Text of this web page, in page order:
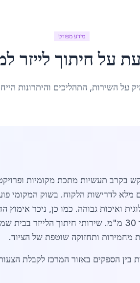
מידע מפורט
על חיתוך לייזר
על השירות, התהליכים והיתרונות
מלא לדרישות הלקוח. בשוק המקומי
משולב, מה שמאפשר חיתוך מתכות בעוביים משתנים עד 30
מחמירות ותחזוקה שוטפת של הציוד.
בין הספקים באזור המרכז לקבלת